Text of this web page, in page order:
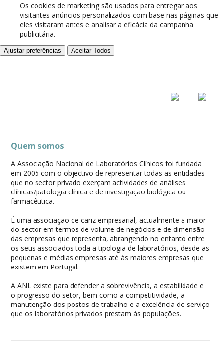
Os cookies de marketing são usados para entregar aos
visitantes anúncios personalizados com base nas páginas que
eles visitaram antes e analisar a eficácia da campanha
publicitária.
Ajustar preferências Aceitar Todos
Quem somos
A Associação Nacional de Laboratórios Clínicos foi fundada
em 2005 com o objectivo de representar todas as entidades
que no sector privado exerçam actividades de análises
clínicas/patologia clínica e de investigação biológica ou
farmacêutica.
É uma associação de cariz empresarial, actualmente a maior
do sector em termos de volume de negócios e de dimensão
das empresas que representa, abrangendo no entanto entre
os seus associados toda a tipologia de laboratórios, desde as
pequenas e médias empresas até às maiores empresas que
existem em Portugal.
A ANL existe para defender a sobrevivência, a estabilidade e
o progresso do setor, bem como a competitividade, a
manutenção dos postos de trabalho e a excelência do serviço
que os laboratórios privados prestam às populações.